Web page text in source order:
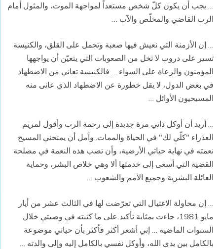
… يجب أن يكون كلّ شخص مستعداً لمواجهة الموت، والمثول أمام
الرب القاضي والمخلّص والآب …
… إن الأزمنة التي نعيش فيها صعبة وتحمل على القلق، والكنيسة
تسير على دروب لا تخل من الصعوبات التي يتعيّن أن يواجهها
المؤمنون والرعاة على السواء … فالكنيسة تعاني من الاضطهاد
في بعض الدول، لا يقل خطورة عن الاضطهاد الذي عانى منه
المسيحيون الأوائل …
… أريد أن أوكل ذاتي مرة جديدة إلى رحمة الرب وأقول لمريم
العذراء "كلّي لك" في الحياة والممات. وآمل أن يمنحني المسيح
نعمته في نهاية حياتي الأرضية، وأن تصب هذه النعمة في مصلحة
القضية التي أسعى إلى خدمتها ألا وهي خلاص البشر، وحماية
العائلة البشرية وجميع الأمم والشعوب …
… إن محاولة الاغتيال التي تعرّضت لها في الثالث عشر من أيار
مايو 1981، جاءت بمثابة تأكيد على ما كتبته في وصيتي خلال
السنوات الماضية … إني أشعر أكثر فأكثر بأن حياتي موضوعة
بالكامل بين يدي الله، وأوكل نفسي بالكامل إليه وإلى والدته …